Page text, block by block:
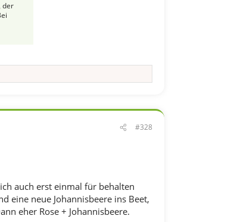
der
#328
auch erst einmal für behalten
eine neue Johannisbeere ins Beet,
eher Rose + Johannisbeere.